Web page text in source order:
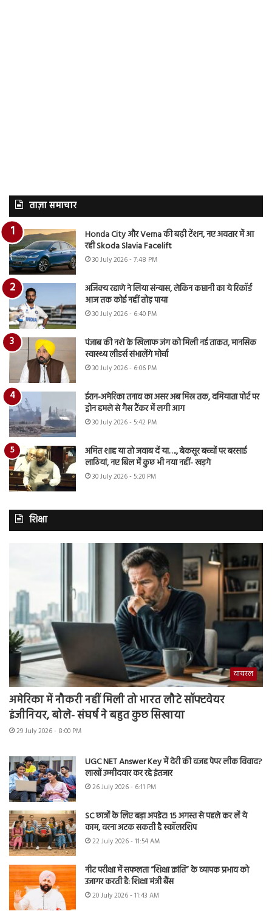
ताज़ा समाचार
Honda City और Verna की बढ़ी टेंशन, नए अवतार में आ
रही Skoda Slavia Facelift
30 July 2026 - 7:48 PM
अजिंक्य रहाणे ने लिया संन्यास, लेकिन कप्तानी का ये रिकॉर्ड
आज तक कोई नहीं तोड़ पाया
30 July 2026 - 6:40 PM
पंजाब की नशे के खिलाफ जंग को मिली नई ताकत, मानसिक
स्वास्थ्य लीडर्स संभालेंगे मोर्चा
30 July 2026 - 6:06 PM
ईरान-अमेरिका तनाव का असर अब मिस्र तक, दमियाता पोर्ट पर
ड्रोन हमले से गैस टैंकर में लगी आग
30 July 2026 - 5:42 PM
अमित शाह या तो जवाब दें या…., बेकसूर बच्चों पर बरसाई
लाठियां, नए बिल में कुछ भी नया नहीं- खड़गे
30 July 2026 - 5:20 PM
शिक्षा
वायरल
अमेरिका में नौकरी नहीं मिली तो भारत लौटे सॉफ्टवेयर
इंजीनियर, बोले- संघर्ष ने बहुत कुछ सिखाया
29 July 2026 - 8:00 PM
UGC NET Answer Key में देरी की वजह पेपर लीक विवाद?
लाखों उम्मीदवार कर रहे इंतजार
26 July 2026 - 6:11 PM
SC छात्रों के लिए बड़ा अपडेट! 15 अगस्त से पहले कर लें ये
काम, वरना अटक सकती है स्कॉलरशिप
22 July 2026 - 11:54 AM
नीट परीक्षा में सफलता “शिक्षा क्रांति” के व्यापक प्रभाव को
उजागर करती है: शिक्षा मंत्री बैंस
20 July 2026 - 11:43 AM